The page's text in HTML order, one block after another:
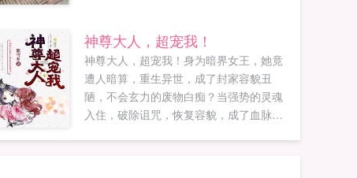
神尊大人，超宠我！
神尊大人，超宠我！身为暗界女王，她竟
遭人暗算，重生异世，成了封家容貌丑
陋，不会玄力的废物白痴？当强势的灵魂
入住，破除诅咒，恢复容貌，成了血脉独